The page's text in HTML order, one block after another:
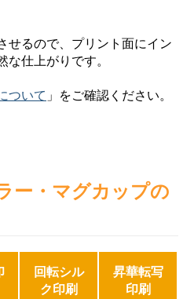
せるので、プリント面にイン
な仕上がりです。
ついて 」をご確認ください。
ー・マグカップの
回転シル
ク印刷
昇華転写
印刷